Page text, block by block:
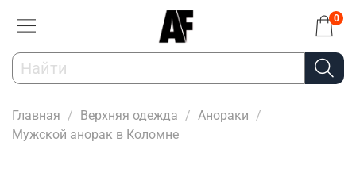
0
Главная Верхняя одежда
Анораки
Мужской анорак в Коломне